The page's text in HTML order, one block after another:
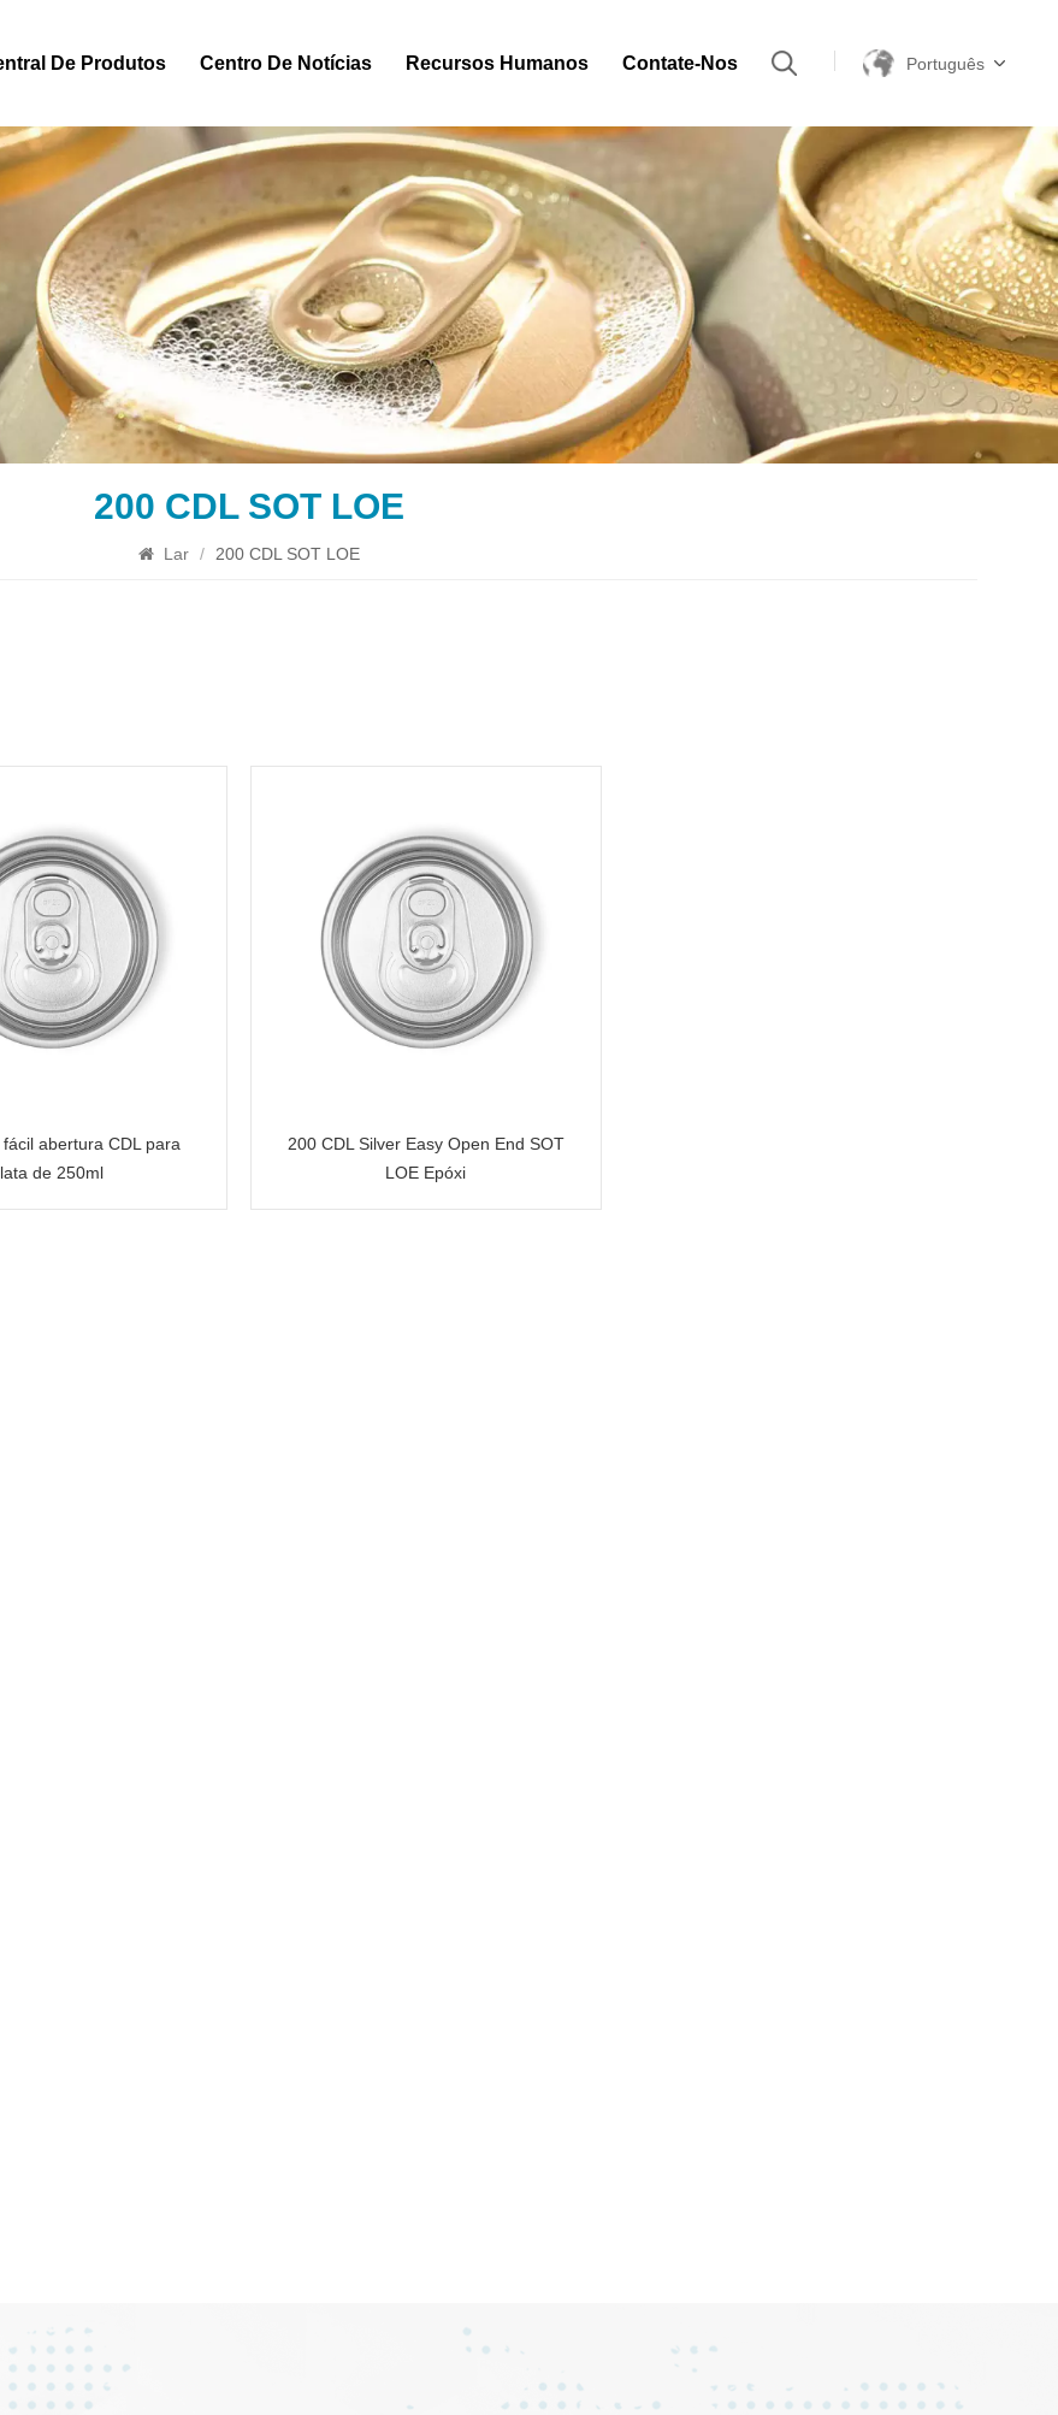
De Produtos Centro De Notícias Recursos Humanos Contate-Nos Português
200 CDL SOT LOE
Lar / 200 CDL SOT LOE
abertura CDL para
lata de 250ml
200 CDL Silver Easy Open End SOT
LOE Epóxi